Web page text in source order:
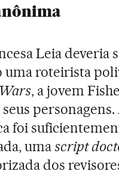
Leia deveria
roteirista
, a jovem
foi
umascript
dos